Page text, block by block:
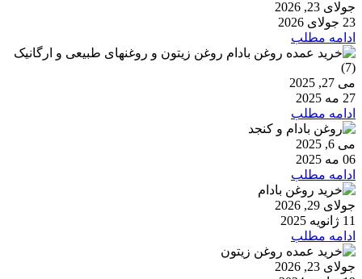
جولای 23, 2026
23 جولای 2026
ادامه مطلب
می 27, 2025
27 مه 2025
ادامه مطلب
می 6, 2025
06 مه 2025
ادامه مطلب
جولای 29, 2026
11 ژانویه 2025
ادامه مطلب
جولای 23, 2026